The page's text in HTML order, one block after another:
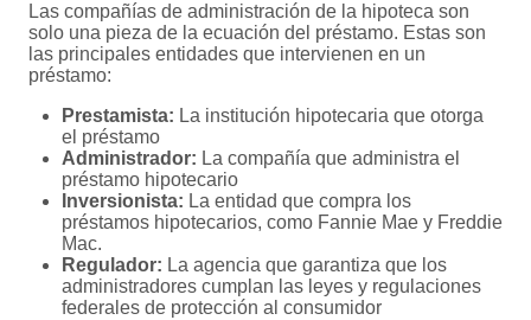
Las compañías de administración de la hipoteca son
solo una pieza de la ecuación del préstamo. Estas son
las principales entidades que intervienen en un
préstamo:
Prestamista: La institución hipotecaria que otorga
el préstamo
Administrador: La compañía que administra el
préstamo hipotecario
Inversionista: La entidad que compra los
préstamos hipotecarios, como Fannie Mae y Freddie
Mac.
Regulador: La agencia que garantiza que los
administradores cumplan las leyes y regulaciones
federales de protección al consumidor